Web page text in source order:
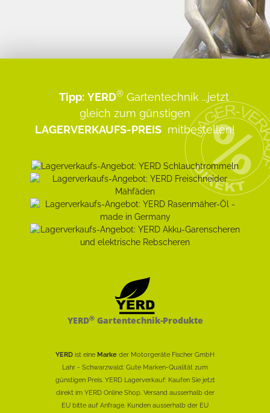
Tipp: YERD® Gartentechnik ...jetzt
gleich zum günstigen
LAGERVERKAUFS-PREIS mitbestellen!
YERD®Gartentechnik-Produkte
YERD ist eine Marke der Motorgeräte Fischer GmbH
Lahr - Schwarzwald: Gute Marken-Qualität zum
günstigen Preis. YERD Lagerverkauf: Kaufen Sie jetzt
direkt im YERD Online Shop. Versand ausserhalb der
EU bitte auf Anfrage. Kunden ausserhalb der EU